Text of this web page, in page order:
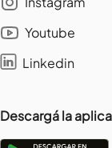
Youtube
Linkedin
Descargá la